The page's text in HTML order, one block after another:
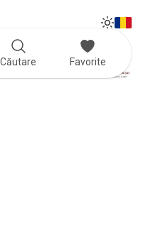
Căutare Favorite